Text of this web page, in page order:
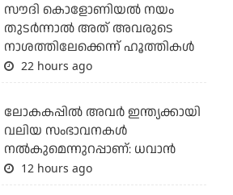
സൗദി കൊളോണിയല്‍ നയം
തുടര്‍ന്നാല്‍ അത് അവരുടെ
നാശത്തിലേക്കെന്ന് ഹൂത്തികള്‍
22 hours ago
ലോകകപ്പിൽ അവര്‍ ഇന്ത്യക്കായി
വലിയ സംഭാവനകള്‍
നല്‍കുമെന്നുറപ്പാണ്: ധവാന്‍
12 hours ago